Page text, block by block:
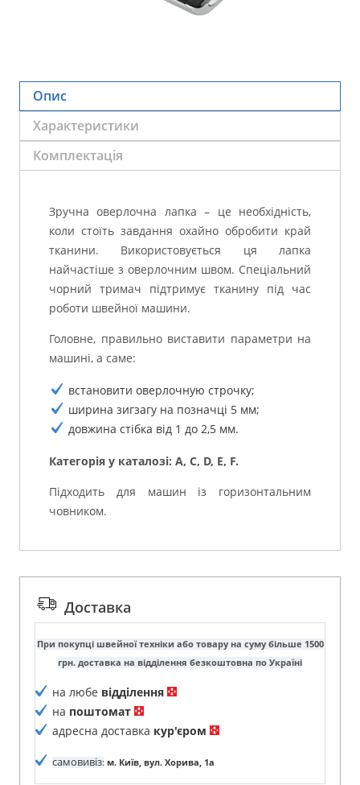
Опис
Характеристики
Комплектація
Зручна оверлочна лапка – це необхідність,
коли стоїть завдання охайно обробити край
тканини.
Використовується ця лапка
найчастіше з оверлочним швом. Спеціальний
чорний тримач підтримує тканину під час
роботи швейної машини.
Головне, правильно виставити параметри на
машині, а саме:
встановити оверлочную строчку;
ширина зигзагу на позначці 5 мм;
довжина стібка від 1 до 2,5 мм.
Категорія у каталозі: A, C, D, E, F.
Підходить для машин із горизонтальним
човником.
Доставка
При покупці швейної техніки або товару на суму більше 1500
грн. доставка на відділення безкоштовна по Україні
на любе відділення
на поштомат
адресна доставка кур'єром
самовивіз: м. Київ, вул. Хорива, 1а